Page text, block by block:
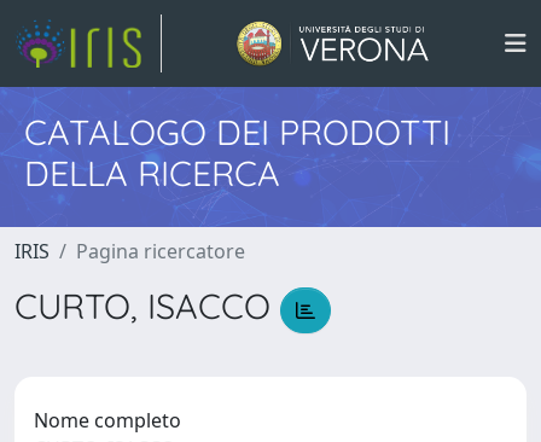
CATALOGO DEI PRODOTTI
DELLA RICERCA
IRIS Pagina ricercatore
CURTO, ISACCO
Nome completo